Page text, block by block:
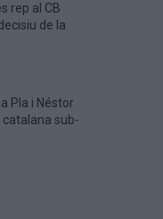
rep al CB
de la
Pla i Néstor
sub-